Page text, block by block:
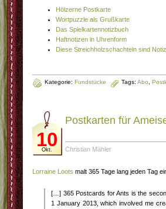
Hölzerne Postkarte
Wortpuzzle als Grußkarte
Das Spielkartennotizbuch
Haftnotizen in Uhrenform
Diese Streichholzschachteln sind
Kategorie: Fundstücke Tags: Abo
10
Okt.
Postkarten für
Christian Mähler
Lorraine Loots malt 365 Tage lang jeden Tag
[…] 365 Postcards for Ants is the
1 January 2013, which involved me